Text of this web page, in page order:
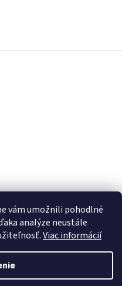
vám umožnili pohodlné
analýze neustále
Viac informácií